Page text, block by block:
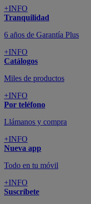
+INFO
Tranquilidad
6 años de Garantía Plus
+INFO
Catálogos
Miles de productos
+INFO
Por teléfono
Llámanos y compra
+INFO
Nueva app
Todo en tu móvil
+INFO
Suscríbete